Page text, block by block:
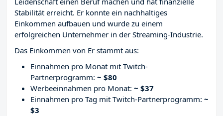
Stabilität erreicht. Er konnte ein nachhaltiges
Einkommen aufbauen und wurde zu einem
erfolgreichen Unternehmer in der Streaming-Industrie.
Das Einkommen von Er stammt aus:
Einnahmen pro Monat mit Twitch-
Partnerprogramm: ~ $80
Werbeeinnahmen pro Monat: ~ $37
Einnahmen pro Tag mit Twitch-Partnerprogramm: ~
$3